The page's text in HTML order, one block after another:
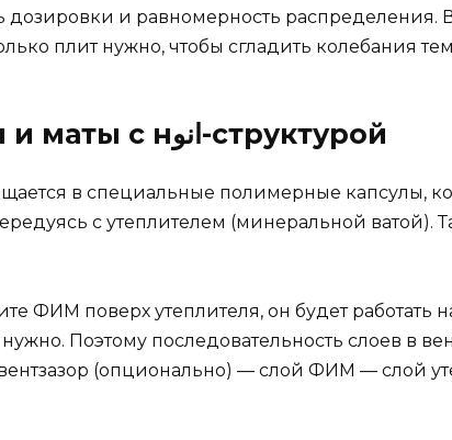
и равномерность распределения.
плит нужно, чтобы сгладить колебания
3. Инкапсулированные маты и маты с нانو-структурой
в специальные полимерные капсулы,
с утеплителем (минеральной ватой).
ФИМ поверх утеплителя, он будет работать
Поэтому последовательность слоев в
(опционально) — слой ФИМ — слой